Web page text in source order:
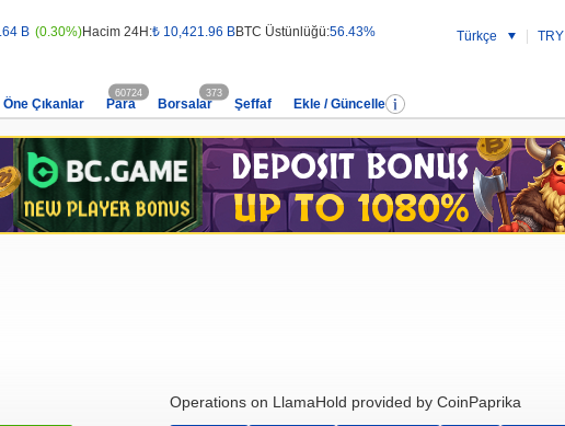
B (0.30%)Hacim 24H:₺ 10,421.96 BBTC Üstünlüğü:56.43% Türkçe TRY
Öne Çıkanlar Para
60724
Borsalar
373
Şeffaf Ekle / Güncelle
Operations on LlamaHold provided by CoinPaprika